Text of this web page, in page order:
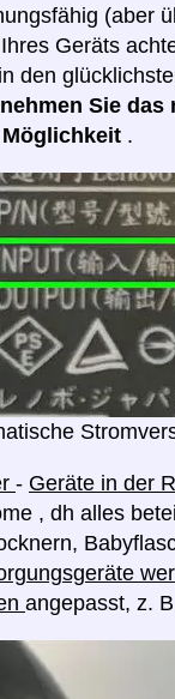
(aber
Geräts
den
Sie das
.
- Geräte in der
, dh alles
angepasst, z.